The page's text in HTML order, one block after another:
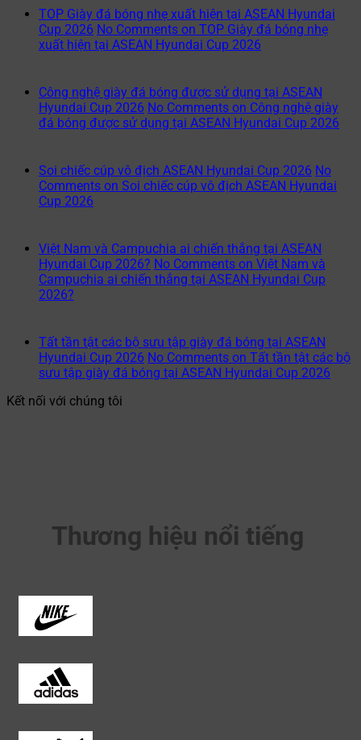
TOP Giày đá bóng nhẹ xuất hiện tại ASEAN Hyundai
Cup 2026 No Comments on TOP Giày đá bóng nhẹ
xuất hiện tại ASEAN Hyundai Cup 2026
Công nghệ giày đá bóng được sử dụng tại ASEAN
Hyundai Cup 2026 No Comments on Công nghệ giày
đá bóng được sử dụng tại ASEAN Hyundai Cup 2026
Soi chiếc cúp vô địch ASEAN Hyundai Cup 2026 No
Comments on Soi chiếc cúp vô địch ASEAN Hyundai
Cup 2026
Việt Nam và Campuchia ai chiến thắng tại ASEAN
Hyundai Cup 2026? No Comments on Việt Nam và
Campuchia ai chiến thắng tại ASEAN Hyundai Cup
2026?
Tất tần tật các bộ sưu tập giày đá bóng tại ASEAN
Hyundai Cup 2026 No Comments on Tất tần tật các bộ
sưu tập giày đá bóng tại ASEAN Hyundai Cup 2026
Kết nối với chúng tôi
Thương hiệu nổi tiếng